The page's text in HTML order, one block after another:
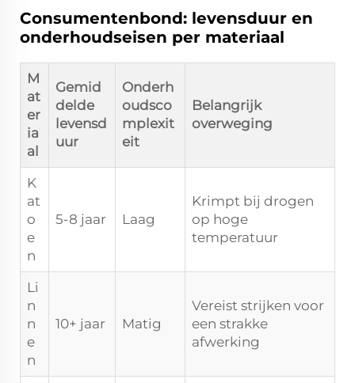
Consumentenbond: levensduur en
onderhoudseisen per materiaal
M
at
er
ia
al
Gemid
delde
levensd
uur
Onderh
oudsco
mplexit
eit
Belangrijk
overweging
K
at
o
e
n
5-8 jaar Laag
Krimpt bij drogen
op hoge
temperatuur
Li
n
n
e
n
10+ jaar Matig
Vereist strijken voor
een strakke
afwerking